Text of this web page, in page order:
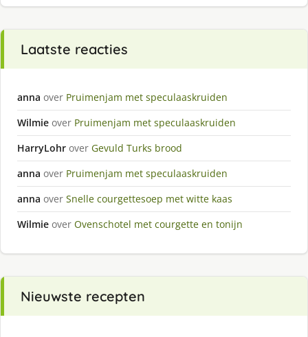
Laatste reacties
anna over Pruimenjam met speculaaskruiden
Wilmie over Pruimenjam met speculaaskruiden
HarryLohr over Gevuld Turks brood
anna over Pruimenjam met speculaaskruiden
anna over Snelle courgettesoep met witte kaas
Wilmie over Ovenschotel met courgette en tonijn
Nieuwste recepten